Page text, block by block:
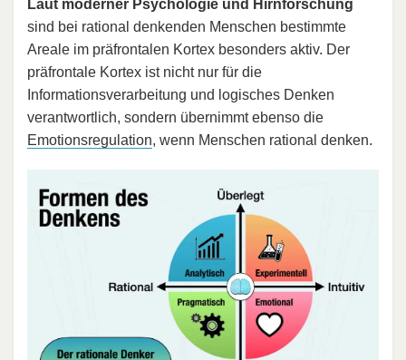
Laut moderner Psychologie und Hirnforschung
sind bei rational denkenden Menschen bestimmte
Areale im präfrontalen Kortex besonders aktiv. Der
präfrontale Kortex ist nicht nur für die
Informationsverarbeitung und logisches Denken
verantwortlich, sondern übernimmt ebenso die
Emotionsregulation, wenn Menschen rational denken.